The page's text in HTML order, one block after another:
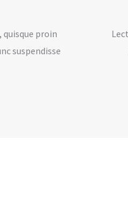
proin
suspendisse